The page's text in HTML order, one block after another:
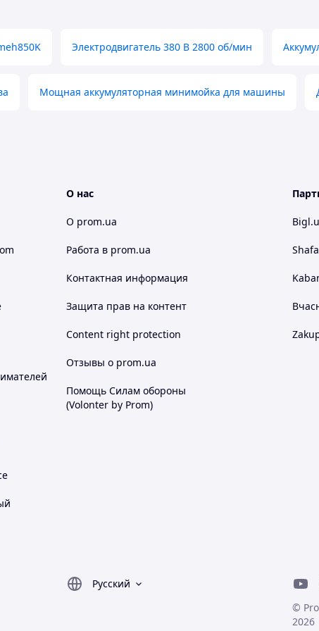
Электродвигатель 380 В 2800 об/мин
Мощная аккумуляторная минимойка для машины
О нас
О prom.ua
Работа в prom.ua
Контактная информация
Защита прав на контент
Content right protection
Отзывы о prom.ua
Помощь Силам обороны
(Volonter by Prom)
Shafa
Русский
©
2026